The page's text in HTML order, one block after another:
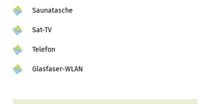
Saunatasche
Sat-TV
Telefon
Glasfaser-WLAN